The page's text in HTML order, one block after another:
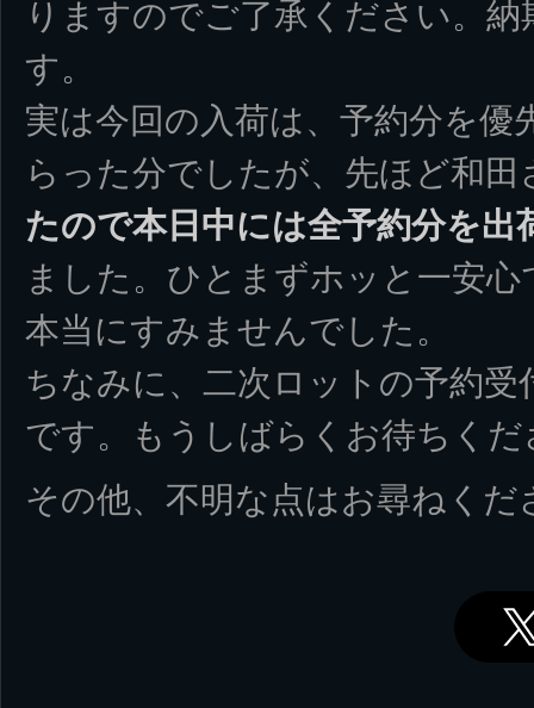
りますのでご了承ください。
す。
実は今回の入荷は、予約分を優
らった分でしたが、先ほど和田
たので本日中には全予約分を出
ました。ひとまずホッと一安
本当にすみませんでした。
ちなみに、二次ロットの予約
です。もうしばらくお待ちくだ
その他、不明な点はお尋ねくだ